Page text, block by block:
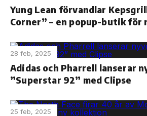
Yung Lean förvandlar
Corner” – en popup-butik för
28 feb, 2025
Adidas och Pharrell lanserar
”Superstar 92” med Clipse
25 feb, 2025